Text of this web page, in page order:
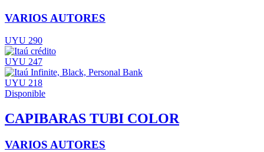
VARIOS AUTORES
UYU 290
UYU 247
UYU 218
Disponible
CAPIBARAS TUBI COLOR
VARIOS AUTORES